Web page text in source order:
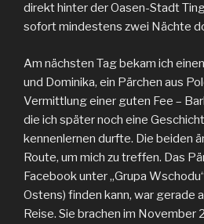
direkt hinter der Oasen-Stadt
sofort mindestens zwei Nächte
Am nächsten Tag bekam ich
und Dominika, ein Pärchen aus
Vermittlung einer guten Fee –
die ich später noch eine
kennenlernen durfte. Die beiden
Route, um mich zu treffen. Das
Facebook unter „Grupa
Ostens) finden kann, war gerade
Reise. Sie brachen im November